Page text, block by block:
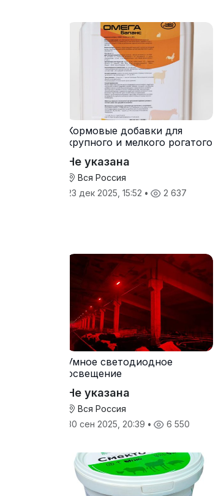
Кормовые добавки для
крупного и мелкого рогатого
Не указана
Вся Россия
23 дек 2025, 15:52 • 2 637
Умное светодиодное
освещение
Не указана
Вся Россия
30 сен 2025, 20:39 • 6 550